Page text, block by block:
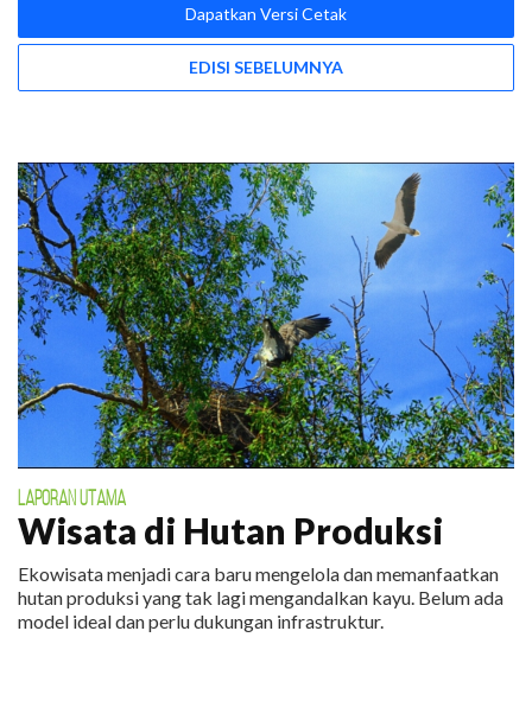
Dapatkan Versi Cetak
EDISI SEBELUMNYA
LAPORAN UTAMA
Wisata di Hutan Produksi
Ekowisata menjadi cara baru mengelola dan memanfaatkan
hutan produksi yang tak lagi mengandalkan kayu. Belum ada
model ideal dan perlu dukungan infrastruktur.